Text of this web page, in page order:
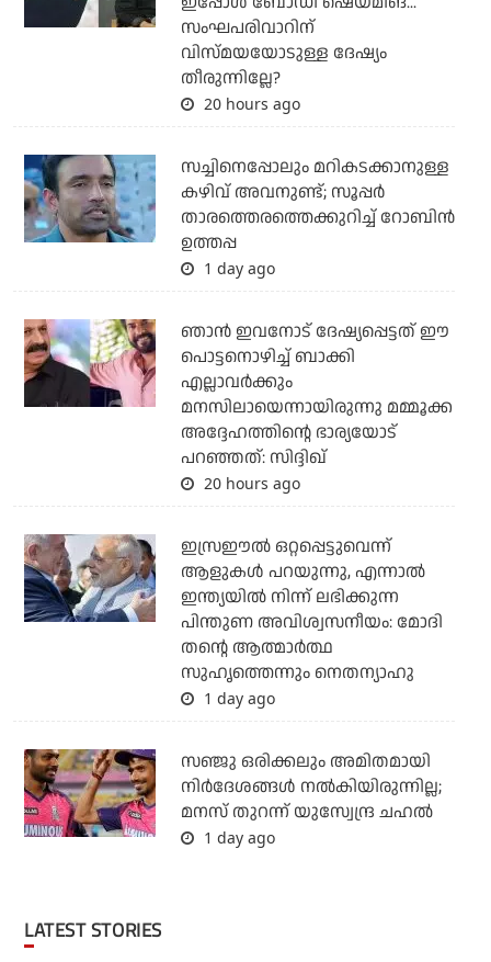
സംഘപരിവാറിന്
വിസ്മയയോടുള്ള ദേഷ്യം
തീരുന്നില്ലേ?
20 hours ago
സച്ചിനെപ്പോലും മറികടക്കാനുള്ള
കഴിവ് അവനുണ്ട്; സൂപ്പര്‍
താരത്തെരത്തെക്കുറിച്ച് റോബിന്‍
ഉത്തപ്പ
1 day ago
ഞാന്‍ ഇവനോട് ദേഷ്യപ്പെട്ടത് ഈ
പൊട്ടനൊഴിച്ച് ബാക്കി
എല്ലാവര്‍ക്കും
മനസിലായെന്നായിരുന്നു മമ്മൂക്ക
അദ്ദേഹത്തിന്റെ ഭാര്യയോട്
പറഞ്ഞത്: സിദ്ദിഖ്
20 hours ago
ഇസ്രഈല്‍ ഒറ്റപ്പെട്ടുവെന്ന്
ആളുകള്‍ പറയുന്നു, എന്നാല്‍
ഇന്ത്യയില്‍ നിന്ന് ലഭിക്കുന്ന
പിന്തുണ അവിശ്വസനീയം: മോദി
തന്റെ ആത്മാര്‍ത്ഥ
സുഹൃത്തെന്നും നെതന്യാഹു
1 day ago
സഞ്ജു ഒരിക്കലും അമിതമായി
നിര്‍ദേശങ്ങള്‍ നല്‍കിയിരുന്നില്ല;
മനസ് തുറന്ന് യുസ്വേന്ദ്ര ചഹല്‍
1 day ago
LATEST STORIES